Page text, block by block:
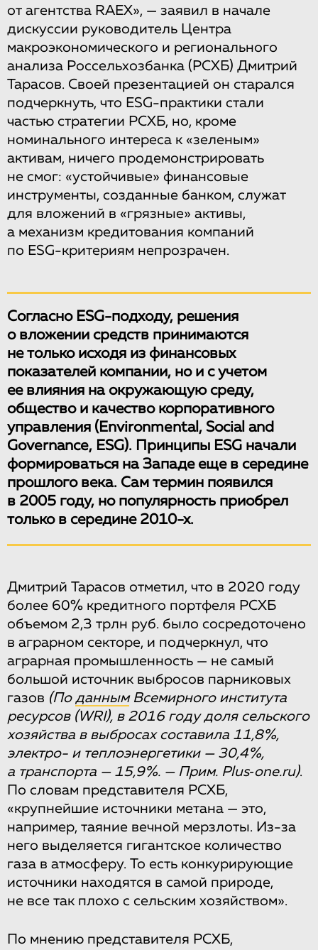
от агентства RAEX», — заявил в начале
дискуссии руководитель Центра
макроэкономического и регионального
анализа Россельхозбанка (РСХБ) Дмитрий
Тарасов. Своей презентацией он старался
подчеркнуть, что ESG-практики стали
частью стратегии РСХБ, но, кроме
номинального интереса к «зеленым»
активам, ничего продемонстрировать
не смог: «устойчивые» финансовые
инструменты, созданные банком, служат
для вложений в «грязные» активы,
а механизм кредитования компаний
по ESG-критериям непрозрачен.
Согласно ESG-подходу, решения
о вложении средств принимаются
не только исходя из финансовых
показателей компании, но и с учетом
ее влияния на окружающую среду,
общество и качество корпоративного
управления (Environmental, Social and
Governance, ESG). Принципы ESG начали
формироваться на Западе еще в середине
прошлого века. Сам термин появился
в 2005 году, но популярность приобрел
только в середине 2010-х.
Дмитрий Тарасов отметил, что в 2020 году
более 60% кредитного портфеля РСХБ
объемом 2,3 трлн руб. было сосредоточено
в аграрном секторе, и подчеркнул, что
аграрная промышленность — не самый
большой источник выбросов парниковых
газов (По даннымВсемирного института
ресурсов (WRI), в 2016 году доля сельского
хозяйства в выбросах составила 11,8%,
электро- и теплоэнергетики — 30,4%,
а транспорта — 15,9%. — Прим. Plus‑one.ru).
По словам представителя РСХБ,
«крупнейшие источники метана — это,
например, таяние вечной мерзлоты. Из-за
него выделяется гигантское количество
газа в атмосферу. То есть конкурирующие
источники находятся в самой природе,
не все так плохо с сельским хозяйством».
По мнению представителя РСХБ,